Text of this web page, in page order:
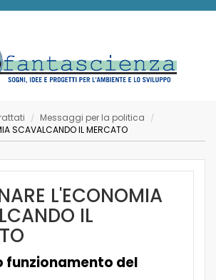
/ Messaggi per la politica /
SCAVALCANDO IL MERCATO
L'ECONOMIA
IL
funzionamento del